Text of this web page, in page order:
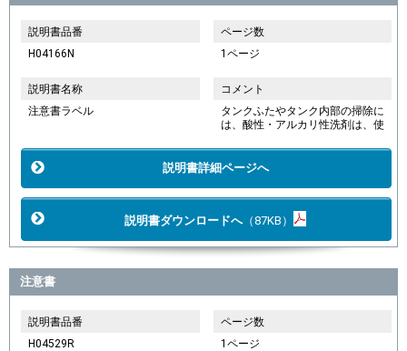
説明書品番
H04166N
ページ数
1ページ
説明書名称
注意書ラベル
コメント
タンクふたやタンク内部の掃除に
は、酸性・アルカリ性洗剤は、使
説明書詳細ページへ
説明書ダウンロードへ（87KB）
注意書
説明書品番
H04529R
ページ数
1ページ